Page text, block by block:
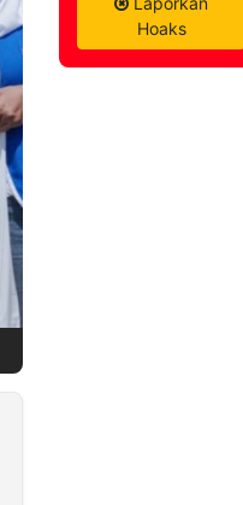
Hoaks